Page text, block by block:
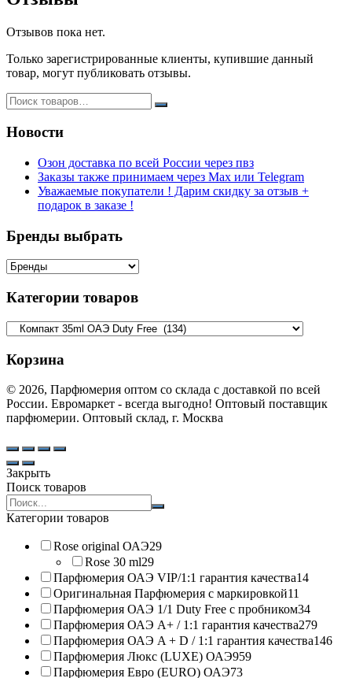
Отзывов пока нет.
Только зарегистрированные клиенты, купившие данный
товар, могут публиковать отзывы.
Новости
Озон доставка по всей России через пвз
Заказы также принимаем через Max или Telegram
Уважаемые покупатели ! Дарим скидку за отзыв +
подарок в заказе !
Бренды выбрать
Категории товаров
Корзина
© 2026, Парфюмерия оптом со склада с доставкой по всей
России. Евромаркет - всегда выгодно! Оптовый поставщик
парфюмерии. Оптовый склад, г. Москва
Закрыть
Поиск товаров
Search
products:
Категории товаров
Rose original ОАЭ29
Rose 30 ml29
Парфюмерия ОАЭ VIP/1:1 гарантия качества14
Оригинальная Парфюмерия с маркировкой11
Парфюмерия ОАЭ 1/1 Duty Free с пробником34
Парфюмерия ОАЭ A+ / 1:1 гарантия качества279
Парфюмерия ОАЭ A + D / 1:1 гарантия качества146
Парфюмерия Люкс (LUXE) ОАЭ959
Парфюмерия Евро (EURO) ОАЭ73